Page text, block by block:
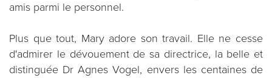
amis parmi le personnel.
Plus que tout, Mary adore son travail. Elle ne cesse
d'admirer le dévouement de sa directrice, la belle et
distinguée Dr Agnes Vogel, envers les centaines de